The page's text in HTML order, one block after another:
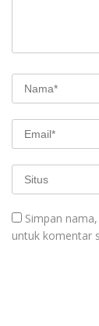
Simpan
untuk komentar